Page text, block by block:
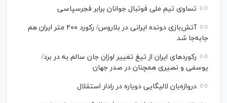
تساوی تیم ملی فوتبال جوانان برابر فجرسپاسی
آتش‌بازی دونده ایرانی در بلاروس/ رکورد ۲۰۰ متر ایران هم
جابه‌جا شد
رکورد‌های ایران از تیغ تغییر اوزان جان سالم به در برد/
یوسفی و نصیری همچنان در صدر جهان
دروازه‌بان لالیگایی دوباره در رادار استقلال